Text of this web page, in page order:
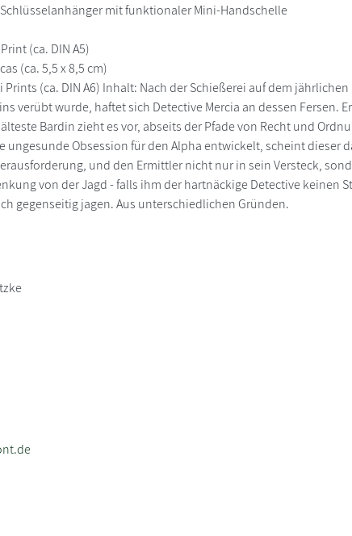
mit funktionaler Mini-Handschelle
(ca. DIN A5)
(ca. 5,5 x 8,5 cm)
(ca. DIN A6) Inhalt: Nach der Schießerei auf dem
verübt wurde, haftet sich Detective Mercia an dessen Fersen.
Bardin zieht es vor, abseits der Pfade von Recht und
ungesunde Obsession für den Alpha entwickelt, scheint dieser
und den Ermittler nicht nur in sein Versteck,
von der Jagd - falls ihm der hartnäckige Detective keinen
gegenseitig jagen. Aus unterschiedlichen Gründen.